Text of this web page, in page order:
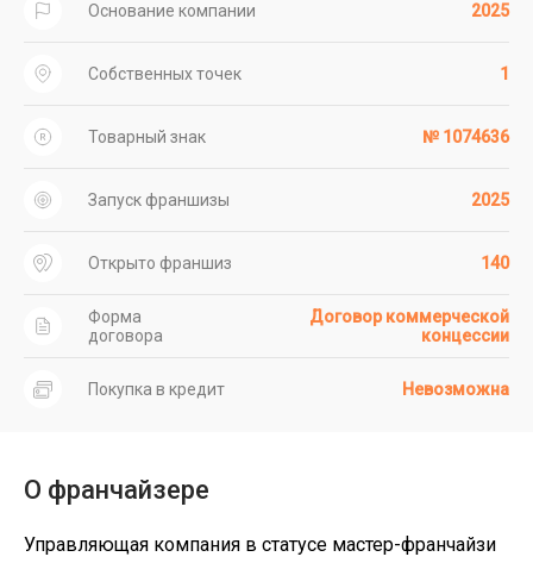
Основание компании 2025
Собственных точек 1
Товарный знак № 1074636
Запуск франшизы 2025
Открыто франшиз 140
Форма
договора
Договор коммерческой
концессии
Покупка в кредит Невозможна
О франчайзере
Управляющая компания в статусе мастер-франчайзи